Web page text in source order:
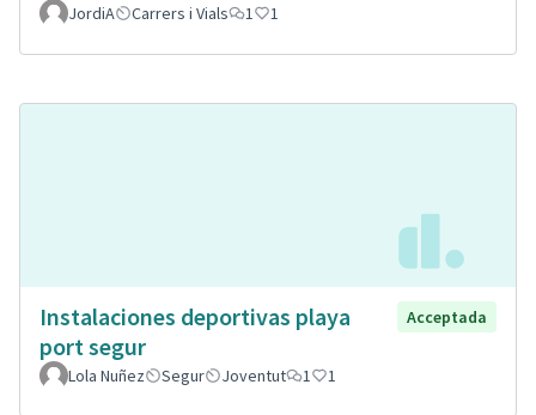
JordiA Carrers i Vials 1 1
Instalaciones deportivas playa
port segur
Acceptada
Lola Nuñez Segur Joventut 1 1